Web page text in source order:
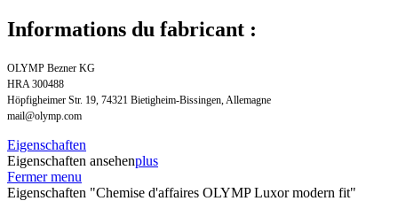
Informations du fabricant :
OLYMP Bezner KG
HRA 300488
Höpfigheimer Str. 19, 74321 Bietigheim-Bissingen, Allemagne
mail@olymp.com
Eigenschaften
Eigenschaften ansehenplus
Fermer menu
Eigenschaften "Chemise d'affaires OLYMP Luxor modern fit"